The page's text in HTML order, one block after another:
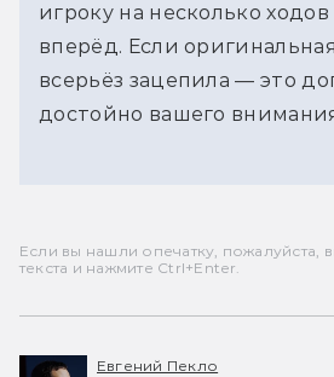
игроку на несколько
вперёд. Если
всерьёз зацепила — это
достойно вашего
Если вы нашли опечатку, пожалуйста,
текста и нажмите Ctrl+Enter.
Евгений Пекло